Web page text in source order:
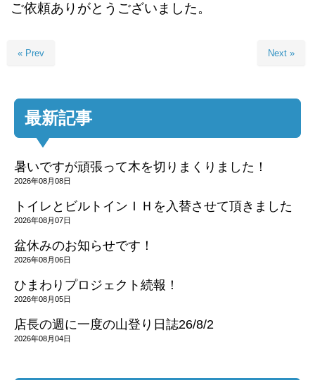
ご依頼ありがとうございました。
« Prev Next »
最新記事
暑いですが頑張って木を切りまくりました！
2026年08月08日
トイレとビルトインＩＨを入替させて頂きました
2026年08月07日
盆休みのお知らせです！
2026年08月06日
ひまわりプロジェクト続報！
2026年08月05日
店長の週に一度の山登り日誌26/8/2
2026年08月04日